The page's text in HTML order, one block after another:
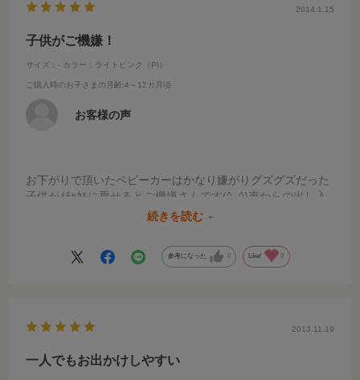
2014.1.15
子供がご機嫌！
サイズ：- カラー：ライトピンク（PI）
ご購入時のお子さまの月齢:4～12カ月頃
お客様の声
お下がりで頂いたベビーカーはかなり嫌がりグズグズだった
子供がﾒﾁｬｶﾙに乗せるとご機嫌さんです(^_^)車からの出し入
れが簡単になり子供を抱いてたりエスカレーター利用時など
続きを読む
参考になった 0 Like! 0
2013.11.19
一人でもお出かけしやすい